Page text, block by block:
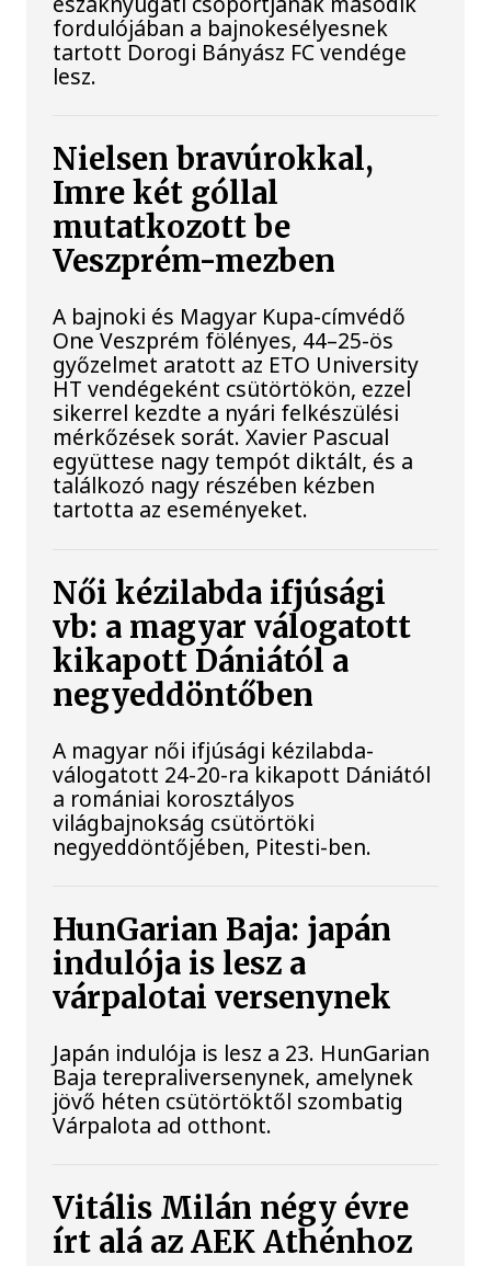
fordulójában a bajnokesélyesnek
tartott Dorogi Bányász FC vendége
lesz.
Nielsen bravúrokkal,
Imre két góllal
mutatkozott be
Veszprém-mezben
A bajnoki és Magyar Kupa-címvédő
One Veszprém fölényes, 44–25-ös
győzelmet aratott az ETO University
HT vendégeként csütörtökön, ezzel
sikerrel kezdte a nyári felkészülési
mérkőzések sorát. Xavier Pascual
együttese nagy tempót diktált, és a
találkozó nagy részében kézben
tartotta az eseményeket.
Női kézilabda ifjúsági
vb: a magyar válogatott
kikapott Dániától a
negyeddöntőben
A magyar női ifjúsági kézilabda-
válogatott 24-20-ra kikapott Dániától
a romániai korosztályos
világbajnokság csütörtöki
negyeddöntőjében, Pitesti-ben.
HunGarian Baja: japán
indulója is lesz a
várpalotai versenynek
Japán indulója is lesz a 23. HunGarian
Baja terepraliversenynek, amelynek
jövő héten csütörtöktől szombatig
Várpalota ad otthont.
Vitális Milán négy évre
írt alá az AEK Athénhoz